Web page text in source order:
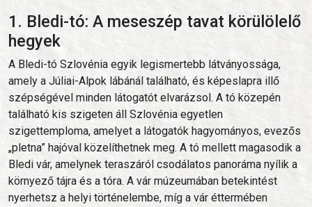
1. Bledi-tó: A meseszép tavat körülölelő
hegyek
A Bledi-tó Szlovénia egyik legismertebb látványossága,
amely a Júliai-Alpok lábánál található, és képeslapra illő
szépségével minden látogatót elvarázsol. A tó közepén
található kis szigeten áll Szlovénia egyetlen
szigettemploma, amelyet a látogatók hagyományos, evezős
„pletna” hajóval közelíthetnek meg. A tó mellett magasodik a
Bledi vár, amelynek teraszáról csodálatos panoráma nyílik a
környező tájra és a tóra. A vár múzeumában betekintést
nyerhetsz a helyi történelembe, míg a vár éttermében